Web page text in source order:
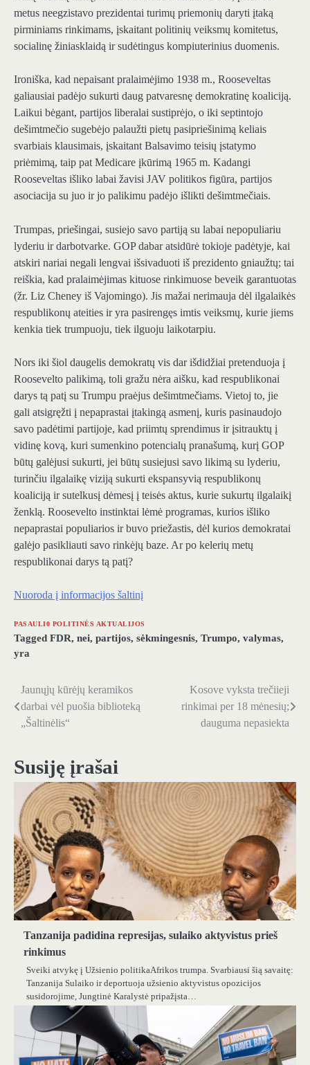
metus neegzistavo prezidentai turimų priemonių daryti įtaką
pirminiams rinkimams, įskaitant politinių veiksmų komitetus,
socialinę žiniasklaidą ir sudėtingus kompiuterinius duomenis.
Ironiška, kad nepaisant pralaimėjimo 1938 m., Rooseveltas
galiausiai padėjo sukurti daug patvaresnę demokratinę koaliciją.
Laikui bėgant, partijos liberalai sustiprėjo, o iki septintojo
dešimtmečio sugebėjo palaužti pietų pasipriešinimą keliais
svarbiais klausimais, įskaitant Balsavimo teisių įstatymo
priėmimą, taip pat Medicare įkūrimą 1965 m. Kadangi
Rooseveltas išliko labai žavisi JAV politikos figūra, partijos
asociacija su juo ir jo palikimu padėjo išlikti dešimtmečiais.
Trumpas, priešingai, susiejo savo partiją su labai nepopuliariu
lyderiu ir darbotvarke. GOP dabar atsidūrė tokioje padėtyje, kai
atskiri nariai negali lengvai išsivaduoti iš prezidento gniaužtų; tai
reiškia, kad pralaimėjimas kituose rinkimuose beveik garantuotas
(žr. Liz Cheney iš Vajomingo). Jis mažai nerimauja dėl ilgalaikės
respublikonų ateities ir yra pasirengęs imtis veiksmų, kurie jiems
kenkia tiek trumpuoju, tiek ilguoju laikotarpiu.
Nors iki šiol daugelis demokratų vis dar išdidžiai pretenduoja į
Roosevelto palikimą, toli gražu nėra aišku, kad respublikonai
darys tą patį su Trumpu praėjus dešimtmečiams. Vietoj to, jie
gali atsigręžti į nepaprastai įtakingą asmenį, kuris pasinaudojo
savo padėtimi partijoje, kad priimtų sprendimus ir įsitrauktų į
vidinę kovą, kuri sumenkino potencialų pranašumą, kurį GOP
būtų galėjusi sukurti, jei būtų susiejusi savo likimą su lyderiu,
turinčiu ilgalaikę viziją sukurti ekspansyvią respublikonų
koaliciją ir sutelkusį dėmesį į teisės aktus, kurie sukurtų ilgalaikį
ženklą. Roosevelto instinktai lėmė programas, kurios išliko
nepaprastai populiarios ir buvo priežastis, dėl kurios demokratai
galėjo pasikliauti savo rinkėjų baze. Ar po kelerių metų
respublikonai darys tą patį?
Nuoroda į informacijos šaltinį
PASAULI0 POLITINĖS AKTUALIJOS
Tagged FDR, nei, partijos, sėkmingesnis, Trumpo, valymas,
yra
Navigacija
tarp
Jaunųjų kūrėjų keramikos
darbai vėl puošia biblioteką
„Šaltinėlis“
Kosove vyksta trečiieji
rinkimai per 18 mėnesių;
dauguma nepasiekta
Susiję įrašai
Tanzanija padidina represijas, sulaiko aktyvistus prieš
rinkimus
Sveiki atvykę į Užsienio politikaAfrikos trumpa. Svarbiausi šią savaitę:
Tanzanija Sulaiko ir deportuoja užsienio aktyvistus opozicijos
susidorojime, Jungtinė Karalystė pripažįsta…